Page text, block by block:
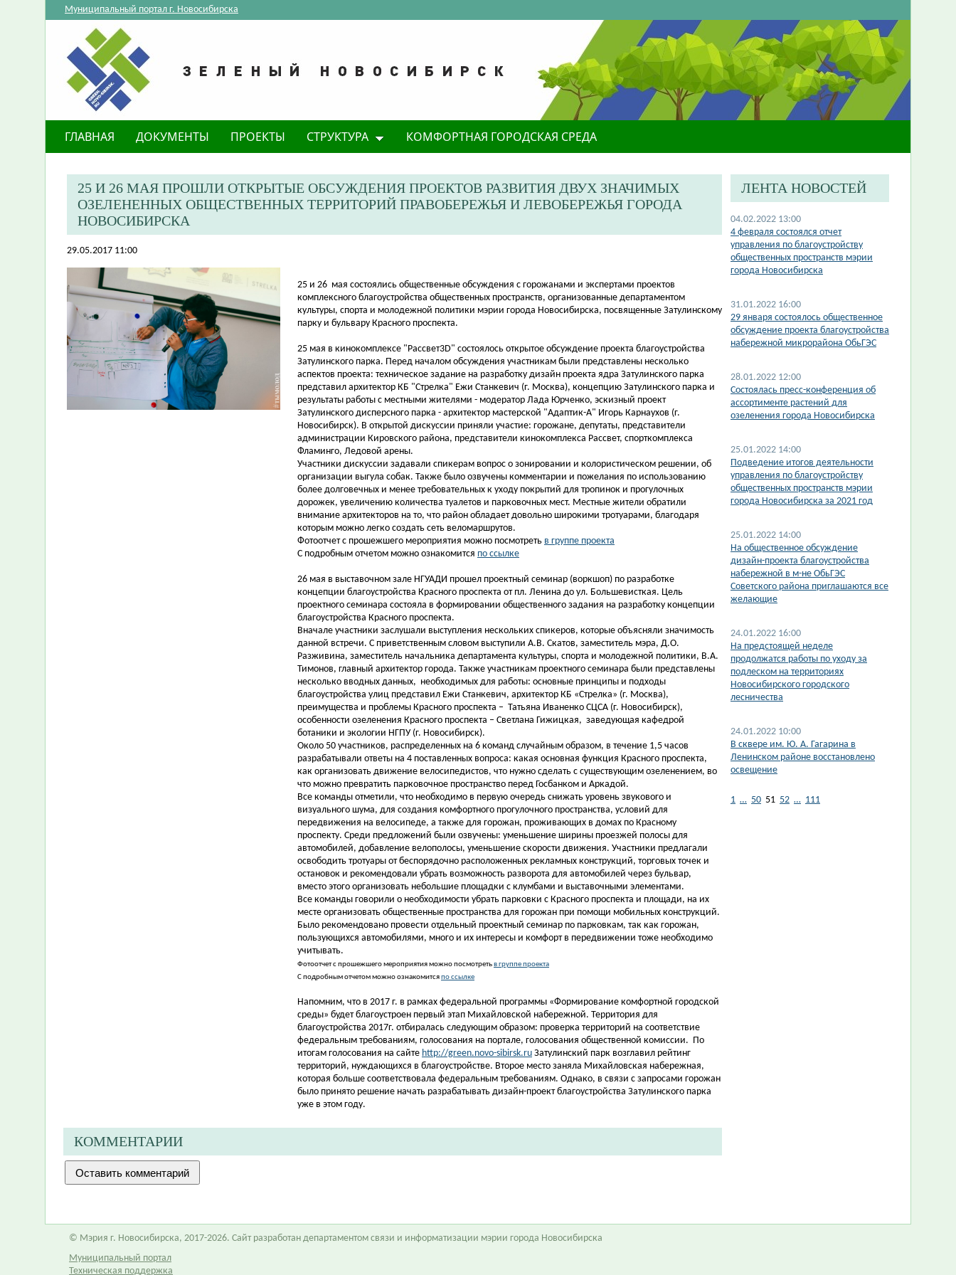
Муниципальный портал г. Новосибирска
ГЛАВНАЯ ДОКУМЕНТЫ ПРОЕКТЫ СТРУКТУРА КОМФОРТНАЯ ГОРОДСКАЯ СРЕДА
25 И 26 МАЯ ПРОШЛИ ОТКРЫТЫЕ ОБСУЖДЕНИЯ ПРОЕКТОВ РАЗВИТИЯ ДВУХ ЗНАЧИМЫХ
ОЗЕЛЕНЕННЫХ ОБЩЕСТВЕННЫХ ТЕРРИТОРИЙ ПРАВОБЕРЕЖЬЯ И ЛЕВОБЕРЕЖЬЯ ГОРОДА
НОВОСИБИРСКА
29.05.2017 11:00
25 и 26 мая состоялись общественные обсуждения с горожанами и экспертами проектов
комплексного благоустройства общественных пространств, организованные департаментом
культуры, спорта и молодежной политики мэрии города Новосибирска, посвященные Затулинскому
парку и бульвару Красного проспекта.
25 мая в кинокомплексе "Рассвет3D" состоялось открытое обсуждение проекта благоустройства
Затулинского парка. Перед началом обсуждения участникам были представлены несколько
аспектов проекта: техническое задание на разработку дизайн проекта ядра Затулинского парка
представил архитектор КБ "Стрелка" Ежи Станкевич (г. Москва), концепцию Затулинского парка и
результаты работы с местными жителями - модератор Лада Юрченко, эскизный проект
Затулинского дисперсного парка - архитектор мастерской "Адаптик-А" Игорь Карнаухов (г.
Новосибирск). В открытой дискуссии приняли участие: горожане, депутаты, представители
администрации Кировского района, представители кинокомплекса Рассвет, спорткомплекса
Фламинго, Ледовой арены.
Участники дискуссии задавали спикерам вопрос о зонировании и колористическом решении, об
организации выгула собак. Также было озвучены комментарии и пожелания по использованию
более долговечных и менее требовательных к уходу покрытий для тропинок и прогулочных
дорожек, увеличению количества туалетов и парковочных мест. Местные жители обратили
внимание архитекторов на то, что район обладает довольно широкими тротуарами, благодаря
которым можно легко создать сеть веломаршрутов.
Фотоотчет с прошежшего мероприятия можно посмотреть в группе проекта
С подробным отчетом можно ознакомится по ссылке
26 мая в выставочном зале НГУАДИ прошел проектный семинар (воркшоп) по разработке
концепции благоустройства Красного проспекта от пл. Ленина до ул. Большевисткая. Цель
проектного семинара состояла в формировании общественного задания на разработку концепции
благоустройства Красного проспекта.
Вначале участники заслушали выступления нескольких спикеров, которые объясняли значимость
данной встречи. С приветственным словом выступили А.В. Скатов, заместитель мэра, Д.О.
Разживина, заместитель начальника департамента культуры, спорта и молодежной политики, В.А.
Тимонов, главный архитектор города. Также участникам проектного семинара были представлены
несколько вводных данных, необходимых для работы: основные принципы и подходы
благоустройства улиц представил Ежи Станкевич, архитектор КБ «Стрелка» (г. Москва),
преимущества и проблемы Красного проспекта – Татьяна Иваненко СЦСА (г. Новосибирск),
особенности озеленения Красного проспекта – Светлана Гижицкая, заведующая кафедрой
ботаники и экологии НГПУ (г. Новосибирск).
Около 50 участников, распределенных на 6 команд случайным образом, в течение 1,5 часов
разрабатывали ответы на 4 поставленных вопроса: какая основная функция Красного проспекта,
как организовать движение велосипедистов, что нужно сделать с существующим озеленением, во
что можно превратить парковочное пространство перед Госбанком и Аркадой.
Все команды отметили, что необходимо в первую очередь снижать уровень звукового и
визуального шума, для создания комфортного прогулочного пространства, условий для
передвижения на велосипеде, а также для горожан, проживающих в домах по Красному
проспекту. Среди предложений были озвучены: уменьшение ширины проезжей полосы для
автомобилей, добавление велополосы, уменьшение скорости движения. Участники предлагали
освободить тротуары от беспорядочно расположенных рекламных конструкций, торговых точек и
остановок и рекомендовали убрать возможность разворота для автомобилей через бульвар,
вместо этого организовать небольшие площадки с клумбами и выставочными элементами.
Все команды говорили о необходимости убрать парковки с Красного проспекта и площади, на их
месте организовать общественные пространства для горожан при помощи мобильных конструкций.
Было рекомендовано провести отдельный проектный семинар по парковкам, так как горожан,
пользующихся автомобилями, много и их интересы и комфорт в передвижении тоже необходимо
учитывать.
Фотоотчет с прошежшего мероприятия можно посмотретьв группе проекта
С подробным отчетом можно ознакомитсяпо ссылке​
Напомним, что в 2017 г. в рамках федеральной программы «Формирование комфортной городской
среды» будет благоустроен первый этап Михайловской набережной. Территория для
благоустройства 2017г. отбиралась следующим образом: проверка территорий на соответствие
федеральным требованиям, голосования на портале, голосования общественной комиссии. По
итогам голосования на сайте http://green.novo-sibirsk.ru Затулинский парк возглавил рейтинг
территорий, нуждающихся в благоустройстве. Второе место заняла Михайловская набережная,
которая больше соответствовала федеральным требованиям. Однако, в связи с запросами горожан
было принято решение начать разрабатывать дизайн-проект благоустройства Затулинского парка
уже в этом году.
КОММЕНТАРИИ
ЛЕНТА НОВОСТЕЙ
04.02.2022 13:00
4 февраля состоялся отчет
управления по благоустройству
общественных пространств мэрии
города Новосибирска
31.01.2022 16:00
29 января состоялось общественное
обсуждение проекта благоустройства
набережной микрорайона ОбьГЭС
28.01.2022 12:00
Состоялась пресс-конференция об
ассортименте растений для
озеленения города Новосибирска
25.01.2022 14:00
Подведение итогов деятельности
управления по благоустройству
общественных пространств мэрии
города Новосибирска за 2021 год
25.01.2022 14:00
На общественное обсуждение
дизайн-проекта благоустройства
набережной в м-не ОбьГЭС
Советского района приглашаются все
желающие
24.01.2022 16:00
На предстоящей неделе
продолжатся работы по уходу за
подлеском на территориях
Новосибирского городского
лесничества
24.01.2022 10:00
В сквере им. Ю. А. Гагарина в
Ленинском районе восстановлено
освещение
1 … 50 51 52 … 111
© Мэрия г. Новосибирска, 2017-2026. Сайт разработан департаментом связи и информатизации мэрии города Новосибирска
Муниципальный портал
Техническая поддержка